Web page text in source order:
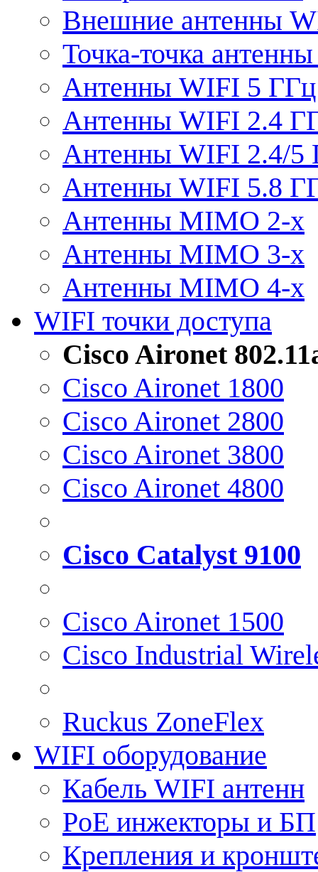
Внешние антенны
Точка-точка
Антенны WIFI 5 ГГц
Антенны WIFI 2.4
Антенны WIFI 2.4/5
Антенны WIFI 5.8
Антенны MIMO 2-x
Антенны MIMO 3-x
Антенны MIMO 4-x
WIFI точки доступа
Cisco Aironet
Cisco Aironet 1800
Cisco Aironet 2800
Cisco Aironet 3800
Cisco Aironet 4800
Cisco Catalyst 9100
Cisco Aironet 1500
Cisco Industrial
Ruckus ZoneFlex
WIFI оборудование
Кабель WIFI антенн
PoE инжекторы и БП
Крепления и